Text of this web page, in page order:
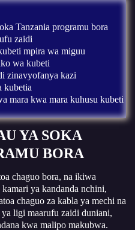
Tanzania programu bora
zaidi
mpira wa miguu
wa kubeti
zinavyofanya kazi
kubetia
mara kwa mara kuhusu kubeti
YA SOKA
BORA
chaguo bora, na ikiwa
ya kandanda nchini,
chaguo za kabla ya mechi na
ligi maarufu zaidi duniani,
kwa malipo makubwa.